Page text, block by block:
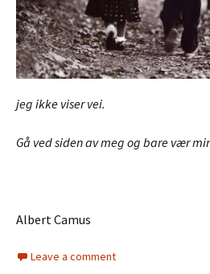
jeg ikke viser vei.
Gå ved siden av meg og bare vær
Albert Camus
Leave a comment